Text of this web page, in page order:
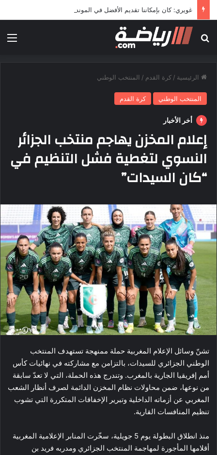
غويري: كان بإمكاننا تقديم الأفضل في المونديال
بحث عن
الرئيسية / كرة القدم / المنتخب الوطني
المنتخب الوطني كرة القدم
أخر الأخبار
إعلام المخزن يهاجم منتخب الجزائر
النسوي لتغطية فشل التنظيم في
“كان السيدات”
تشنّ وسائل الإعلام المغربية حملة ممنهجة تستهدف المنتخب
الوطني الجزائري للسيدات، بالتزامن مع مشاركته في نهائيات كأس
أمم إفريقيا الجارية بالمغرب. وتندرج هذه الحملة، التي لا تعدّ سابقة
من نوعها، ضمن محاولات نظام المخزن الدائمة لصرف أنظار الشعب
المغربي عن أزماته الداخلية وتبرير الإخفاقات المتكررة التي تشوب
تنظيم المنافسات القارية.
منذ انطلاق البطولة يوم 5 جويلية، سخّرت المنابر الإعلامية المغربية
أقلامها المأجورة لمهاجمة المنتخب الجزائري ومدربه فريد بن